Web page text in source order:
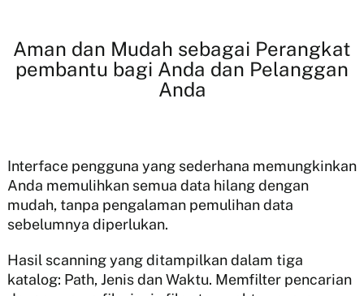
Aman dan Mudah sebagai Perangkat
pembantu bagi Anda dan Pelanggan
Anda
Interface pengguna yang sederhana memungkinkan
Anda memulihkan semua data hilang dengan
mudah, tanpa pengalaman pemulihan data
sebelumnya diperlukan.
Hasil scanning yang ditampilkan dalam tiga
katalog: Path, Jenis dan Waktu. Memfilter pencarian